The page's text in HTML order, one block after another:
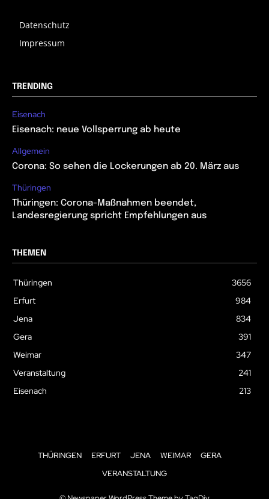
Datenschutz
Impressum
TRENDING
Eisenach
Eisenach: neue Vollsperrung ab heute
Allgemein
Corona: So sehen die Lockerungen ab 20. März aus
Thüringen
Thüringen: Corona-Maßnahmen beendet,
Landesregierung spricht Empfehlungen aus
THEMEN
Thüringen
3656
Erfurt
984
Jena
834
Gera
391
Weimar
347
Veranstaltung
241
Eisenach
213
THÜRINGEN ERFURT JENA WEIMAR
GERA
VERANSTALTUNG